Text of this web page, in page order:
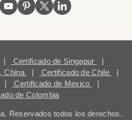
| Certificado de Singapur
|
China
| Certificado de Chile
|
| Certificado de Mexico
|
de Colombia
Reservados todos los derechos.